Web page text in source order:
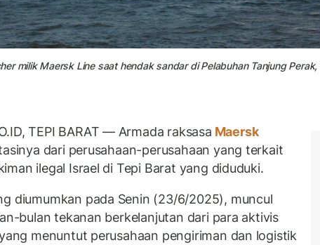
milik Maersk Line saat hendak sandar di Pelabuhan Tanjung Perak,
TEPI BARAT — Armada raksasa Maersk
dari perusahaan-perusahaan yang terkait
ilegal Israel di Tepi Barat yang diduduki.
diumumkan pada Senin (23/6/2025), muncul
bulan tekanan berkelanjutan dari para aktivis
menuntut perusahaan pengiriman dan logistik